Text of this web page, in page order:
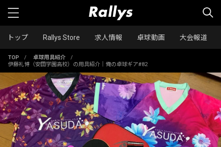
トップ Rallys Store 求人情報 卓球動画 大会報道
TOP / 卓球用具紹介
/
伊藤礼博（安田学園高校）の用具紹介｜俺の卓球ギア#82